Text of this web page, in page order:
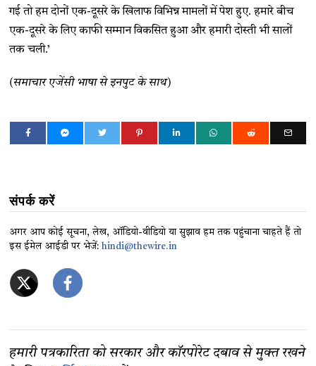
गई तो हम दोनों एक-दूसरे के खिलाफ विभिन्न मामलों में पेश हुए. हमारे बीच
एक-दूसरे के लिए काफी सम्मान विकसित हुआ और हमारी दोस्ती भी सालों
तक चली.’
(समाचार एजेंसी भाषा से इनपुट के साथ)
संपर्क करें
अगर आप कोई सूचना, लेख, ऑडियो-वीडियो या सुझाव हम तक पहुंचाना चाहते हैं तो
इस ईमेल आईडी पर भेजें:hindi@thewire.in
हमारी पत्रकारिता को सरकार और कॉरपोरेट दबाव से मुक्त रखने